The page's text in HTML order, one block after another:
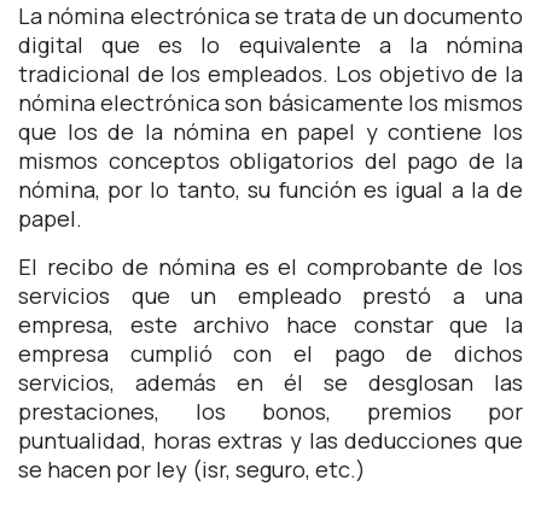
La nómina electrónica se trata de un documento
digital que es lo equivalente a la nómina
tradicional de los empleados. Los objetivo de la
nómina electrónica son básicamente los mismos
que los de la nómina en papel y contiene los
mismos conceptos obligatorios del pago de la
nómina, por lo tanto, su función es igual a la de
papel.
El recibo de nómina es el comprobante de los
servicios que un empleado prestó a una
empresa, este archivo hace constar que la
empresa cumplió con el pago de dichos
servicios, además en él se desglosan las
prestaciones, los bonos, premios por
puntualidad, horas extras y las deducciones que
se hacen por ley (isr, seguro, etc.)